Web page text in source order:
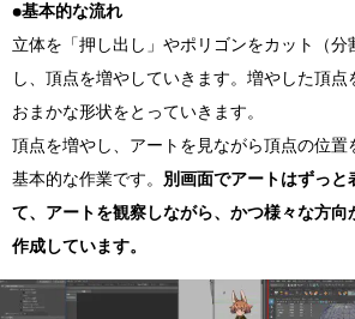
●基本的な流れ
立体を「押し出し」やポリゴンをカット（
し、頂点を増やしていきます。増やした頂
おまかな形状をとっていきます。
頂点を増やし、アートを見ながら頂点の位
基本的な作業です。 別画面でアートはずっ
て、アートを観察しながら、かつ様々な方
作成しています。